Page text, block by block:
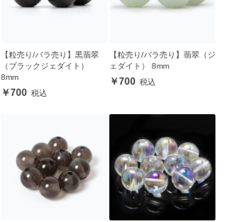
【粒売り/バラ売り】黒翡翠
（ブラックジェダイト）
8mm
700
【粒売り/バラ売り】翡翠（ジ
ェダイト） 8mm
700